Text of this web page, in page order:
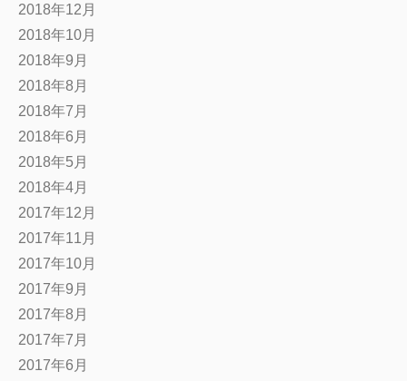
2018年12月
2018年10月
2018年9月
2018年8月
2018年7月
2018年6月
2018年5月
2018年4月
2017年12月
2017年11月
2017年10月
2017年9月
2017年8月
2017年7月
2017年6月